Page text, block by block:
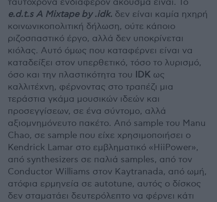
ταυτόχρονα ενδιαφέρον άκουσμα είναι. Το
e.d.t.s A Mixtape by .idk. δεν είναι καμία ηχηρή
κοινωνικοπολιτική δήλωση, ούτε κάποιο
ριζοσπαστικό έργο, αλλά δεν υποκρίνεται
κιόλας. Αυτό όμως που καταφέρνει είναι να
καταδείξει στον υπερθετικό, τόσο το λυρισμό,
όσο και την πλαστικότητα του
IDK ως
καλλιτέχνη, φέρνοντας στο τραπέζι μια
τεράστια γκάμα μουσικών ιδεών και
προσεγγίσεων, σε ένα σύντομο, αλλά
αξιομνημόνευτο πακέτο. Από sample του Manu
Chao, σε sample που είχε χρησιμοποιήσει ο
Kendrick Lamar στο εμβληματικό «HiiPower»,
από synthesizers σε παλιά samples, από τον
Conductor Williams στον Kaytranada, από ωμή,
ατόφια ερμηνεία σε autotune, αυτός ο δίσκος
δεν σταματάει δευτερόλεπτο να φέρνει κάτι